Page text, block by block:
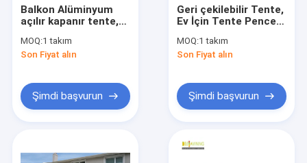
Ürün
Balkon Alüminyum
açılır kapanır tente,
alüminyum açılır
kapanır tente
MOQ:1 takım
Son Fiyat alın
Şimdi başvurun
Geri çekilebilir Tente,
Ev İçin Tente Pencere
Tente
MOQ:1 takım
Son Fiyat alın
Şimdi başvurun